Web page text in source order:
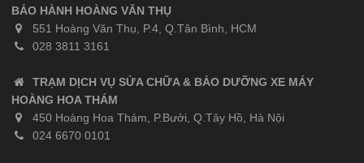
BẢO HÀNH HOÀNG VĂN THỤ
551 Hoàng Văn Thụ, P.4, Q.Tân Bình, HCM
028 3811 3161
TRẠM DỊCH VỤ SỬA CHỮA & BẢO DƯỠNG XE MÁY
HOÀNG HOA THÁM
450 Hoàng Hoa Thám, P.Bưởi, Q.Tây Hồ, Hà Nội
024 6670 0101